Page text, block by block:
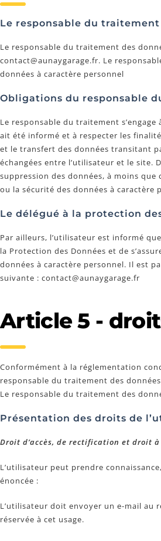
Le responsable du traitement
Le responsable du traitement des
contact@aunaygarage.fr. Le
données à caractère personnel
Obligations du responsable
Le responsable du traitement
ait été informé et à respecter les
et le transfert des données transitant
échangées entre l’utilisateur et le site.
suppression des données, à moins
ou la sécurité des données à
Le délégué à la protection
Par ailleurs, l’utilisateur est informé
la Protection des Données et de
données à caractère personnel. Il est
suivante : contact@aunaygarage.fr
Article 5 -
Conformément à la réglementation
responsable du traitement des
Le responsable du traitement des
Présentation des droits de
Droit d’accès, de rectification et droit à
L’utilisateur peut prendre
énoncée :
L’utilisateur doit envoyer un e-mail au
réservée à cet usage.